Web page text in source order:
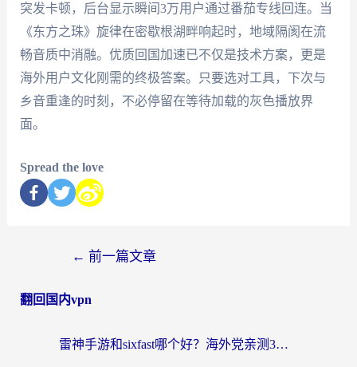
突发卡顿，后台显示瞬间3万用户通过番茄专线回连。当
《东方之珠》旋律在密歇根湖畔响起时，地域隔阂在流
畅音质中消融。优质回国加速已不仅是技术方案，更是
海外用户文化刚需的终极答案。只要选对工具，下次与
乡音重逢的时刻，不必停留在等待加载的灰色播放界
面。
Spread the love
← 前一篇文章
翻回国内vpn
雷神手游和sixfast哪个好？海外党亲测3款回国加速器，教你选对不踩坑